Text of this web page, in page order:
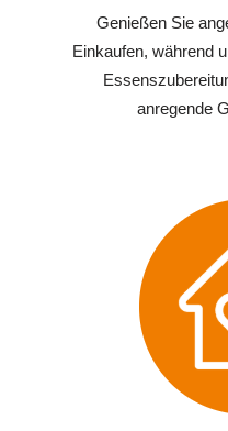
Genießen Sie
Einkaufen, während
anregende